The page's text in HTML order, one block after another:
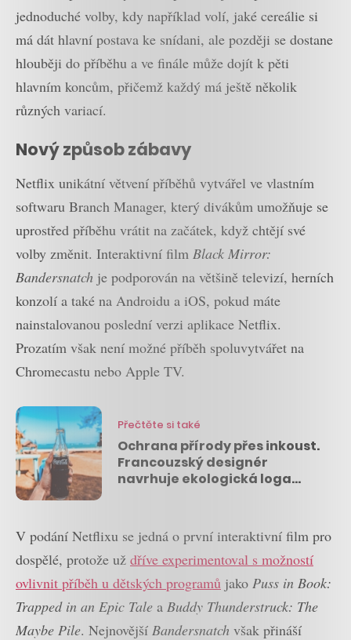
jednoduché volby, kdy například volí, jaké cereálie si
má dát hlavní postava ke snídani, ale později se dostane
hlouběji do příběhu a ve finále může dojít k pěti
hlavním koncům, přičemž každý má ještě několik
různých variací.
Nový způsob zábavy
Netflix unikátní větvení příběhů vytvářel ve vlastním
softwaru Branch Manager, který divákům umožňuje se
uprostřed příběhu vrátit na začátek, když chtějí své
volby změnit. Interaktivní film Black Mirror:
Bandersnatch je podporován na většině televizí, herních
konzolí a také na Androidu a iOS, pokud máte
nainstalovanou poslední verzi aplikace Netflix.
Prozatím však není možné příběh spoluvytvářet na
Chromecastu nebo Apple TV.
Přečtěte si také
Ochrana přírody přes inkoust.
Francouzský designér
navrhuje ekologická loga
V podání Netflixu se jedná o první interaktivní film pro
dospělé, protože už dříve experimentoval s možností
ovlivnit příběh u dětských programů jako Puss in Book:
Trapped in an Epic Tale a Buddy Thunderstruck: The
Maybe Pile. Nejnovější Bandersnatch však přináší